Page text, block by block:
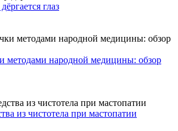
глаз
методами народной медицины: обзор
из чистотела при мастопатии